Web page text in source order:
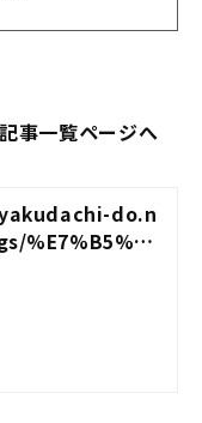
事一覧ページへ
do.n
%E7%B5%8